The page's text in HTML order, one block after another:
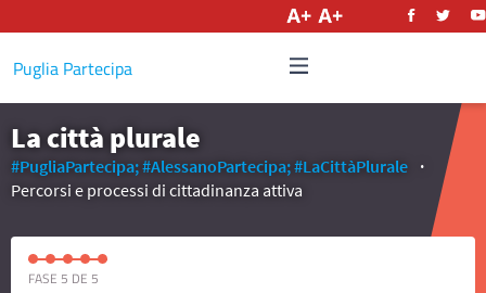
Puglia Partecipa
La città plurale
#PugliaPartecipa;#AlessanoPartecipa;#LaCittàPlurale
Percorsi e processi di cittadinanza attiva
FASE 5 DE 5